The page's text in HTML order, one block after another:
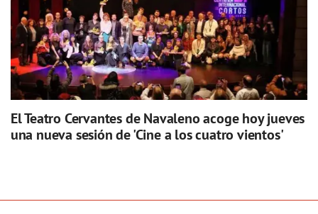
El Teatro Cervantes de Navaleno acoge hoy jueves
una nueva sesión de 'Cine a los cuatro vientos'